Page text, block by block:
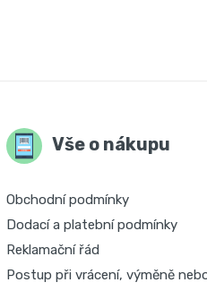
Vše o nákupu
Obchodní podmínky
Dodací a platební podmínky
Reklamační řád
Postup při vrácení, výměně